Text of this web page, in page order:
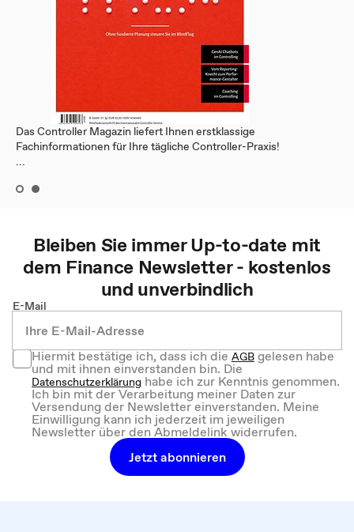
Das Controller Magazin liefert Ihnen erstklassige
Fachinformationen für Ihre tägliche Controller-Praxis!
...
Bleiben Sie immer Up-to-date mit
dem Finance Newsletter - kostenlos
und unverbindlich
E-Mail
Hiermit bestätige ich, dass ich dieAGBgelesen habe
und mit ihnen einverstanden bin. Die
Datenschutzerklärung habe ich zur Kenntnis genommen.
Ich bin mit der Verarbeitung meiner Daten zur
Versendung der Newsletter einverstanden. Meine
Einwilligung kann ich jederzeit im jeweiligen
Newsletter über den Abmeldelink widerrufen.
Jetzt abonnieren